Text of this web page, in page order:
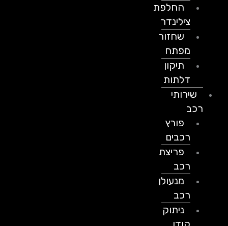
החלפת
צילינדר
שחזור
מפתח
תיקון
דלתות
שירותי
פורץ
רכבים
פריצת
מנעולן
ניתוק